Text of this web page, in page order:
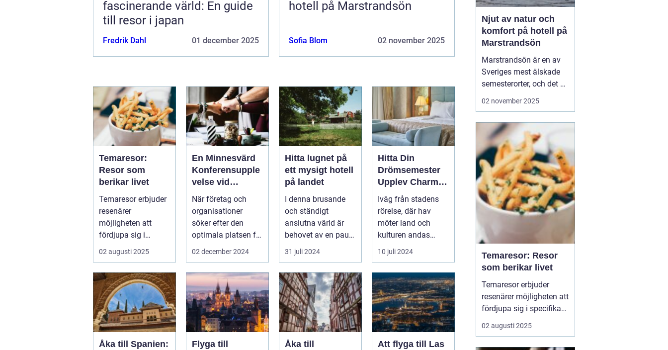
fascinerande värld: En guide
till resor i japan
Fredrik Dahl 01 december 2025
hotell på Marstrandsön
Sofia Blom 02 november 2025
Temaresor:
Resor som
berikar livet
Temaresor erbjuder
resenärer
möjligheten att
fördjupa sig i
specifika intressen
eller...
02 augusti 2025
En Minnesvärd
Konferensupple
velse vid
Tylösands Kust
När företag och
organisationer
söker efter den
optimala platsen för
sin näs...
02 december 2024
Hitta lugnet på
ett mysigt hotell
på landet
I denna brusande
och ständigt
anslutna värld är
behovet av en paus,
en stund av frid,...
31 juli 2024
Hitta Din
Drömsemester
Upplev Charmen
med Hotell i
Halland
Iväg från stadens
rörelse, där hav
möter land och
kulturen andas
historia ...
10 juli 2024
Åka till Spanien:
Flyga till
Åka till
Att flyga till Las
Njut av natur och
komfort på hotell på
Marstrandsön
Marstrandsön är en av
Sveriges mest älskade
semesterorter, och det är
inte svårt att förstå
naturskönhet och
modern komfort,
erbjuder denna ö en
perfek...
02 november 2025
Temaresor: Resor
som berikar livet
Temaresor erbjuder
resenärer möjligheten att
fördjupa sig i specifika
intressen eller hobbyer,
vilket gör resan mer
02 augusti 2025